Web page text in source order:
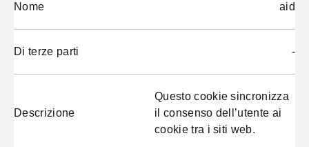
Nome aid
Di terze parti -
Descrizione
Questo cookie sincronizza
il consenso dell’utente ai
cookie tra i siti web.